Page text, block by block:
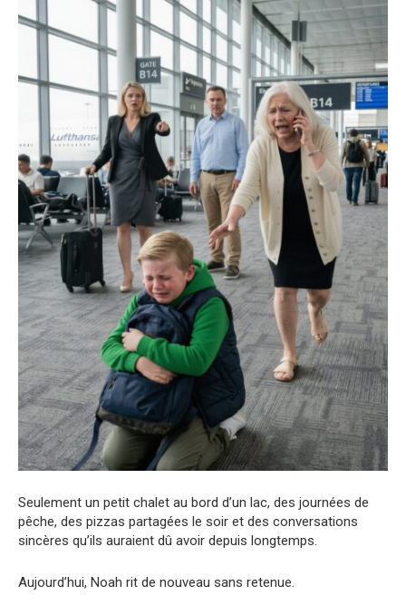
Seulement un petit chalet au bord d’un lac, des journées de
pêche, des pizzas partagées le soir et des conversations
sincères qu’ils auraient dû avoir depuis longtemps.
Aujourd’hui, Noah rit de nouveau sans retenue.